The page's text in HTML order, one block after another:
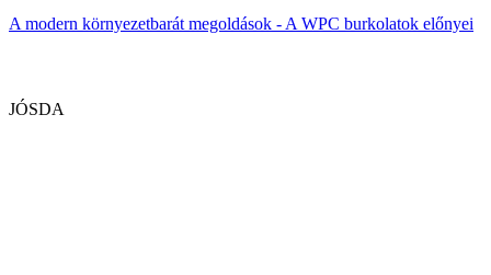
A modern környezetbarát megoldások - A WPC burkolatok előnyei
JÓSDA